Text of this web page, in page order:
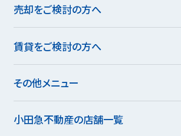
売却をご検討の方へ
賃貸をご検討の方へ
その他メニュー
小田急不動産の店舗一覧